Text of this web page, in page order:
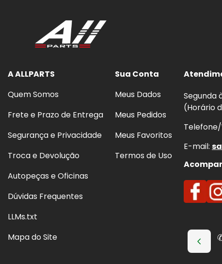
A ALLPARTS
Quem Somos
Frete e Prazo de Entrega
Segurança e Privacidade
Troca e Devolução
Autopeças e Oficinas
Dúvidas Frequentes
LLMs.txt
Mapa do Site
Sua Conta
Meus Dados
Meus Pedidos
Meus Favoritos
Termos de Uso
Segunda
(Horário
E-mail: